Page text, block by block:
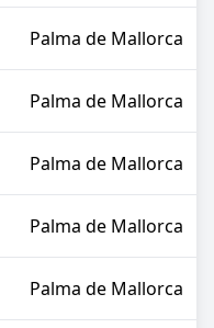
Palma de Mallorca
Palma de Mallorca
Palma de Mallorca
Palma de Mallorca
Palma de Mallorca